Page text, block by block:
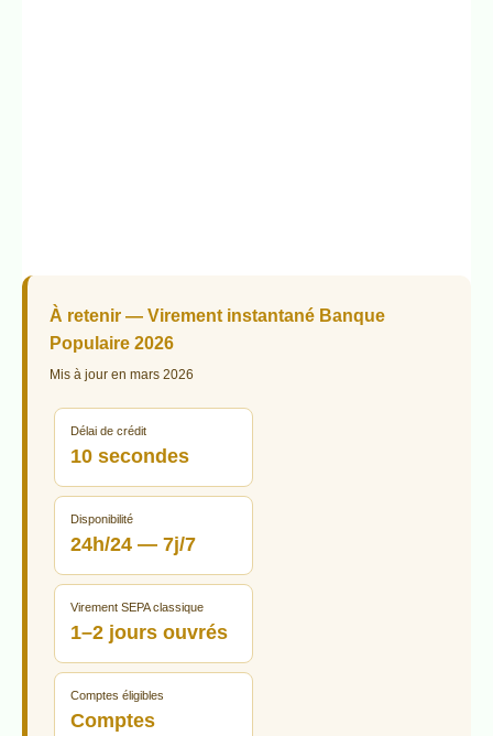
À retenir — Virement instantané Banque
Populaire 2026
Mis à jour en mars 2026
Délai de crédit
10 secondes
Disponibilité
24h/24 — 7j/7
Virement SEPA classique
1–2 jours ouvrés
Comptes éligibles
Comptes